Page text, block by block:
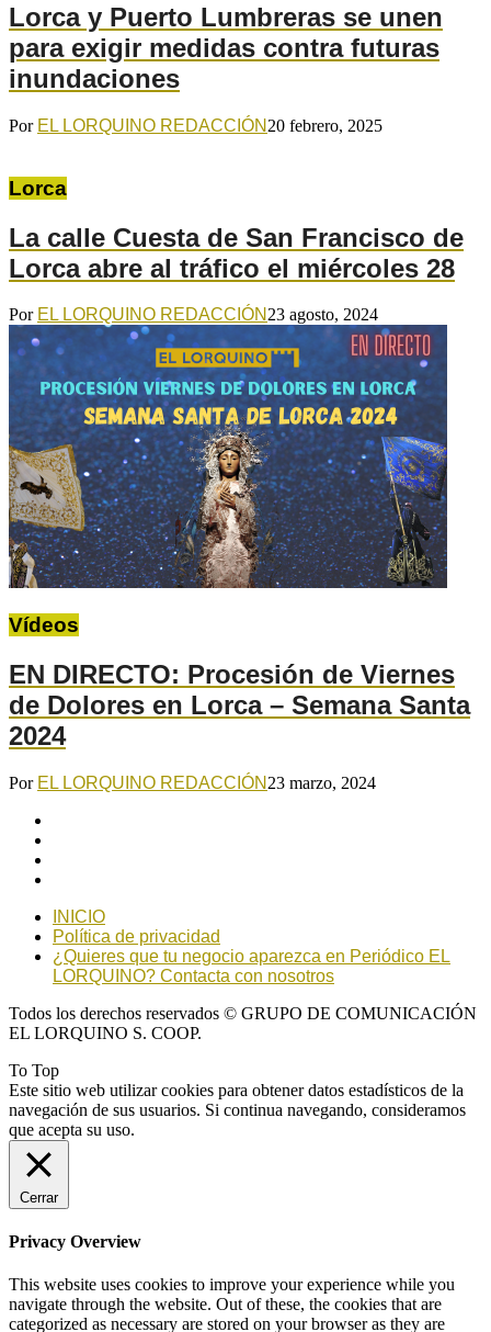
Lorca y Puerto Lumbreras se unen
para exigir medidas contra futuras
inundaciones
Por EL LORQUINO REDACCIÓN 20 febrero, 2025
Lorca
La calle Cuesta de San Francisco de
Lorca abre al tráfico el miércoles 28
Por EL LORQUINO REDACCIÓN23 agosto, 2024
Vídeos
EN DIRECTO: Procesión de Viernes
de Dolores en Lorca – Semana Santa
2024
Por EL LORQUINO REDACCIÓN 23 marzo, 2024
INICIO
Política de privacidad
¿Quieres que tu negocio aparezca en Periódico EL
LORQUINO? Contacta con nosotros
Todos los derechos reservados © GRUPO DE COMUNICACIÓN
EL LORQUINO S. COOP.
To Top
Este sitio web utilizar cookies para obtener datos estadísticos de la
navegación de sus usuarios. Si continua navegando, consideramos
que acepta su uso.
Cerrar
Privacy Overview
This website uses cookies to improve your experience while you
navigate through the website. Out of these, the cookies that are
categorized as necessary are stored on your browser as they are